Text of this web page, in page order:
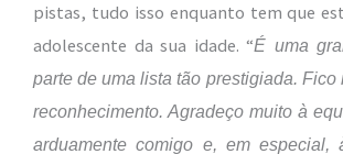
pistas, tudo isso enquanto tem que
adolescente da sua idade. “É uma
parte de uma lista tão prestigiada. Fico
reconhecimento. Agradeço muito à
arduamente comigo e, em especial,